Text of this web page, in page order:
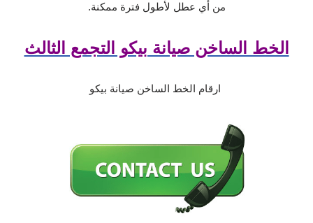
من أي عطل لأطول فترة ممكنة.
الخط الساخن صيانة بيكو التجمع الثالث
ارقام الخط الساخن صيانة بيكو